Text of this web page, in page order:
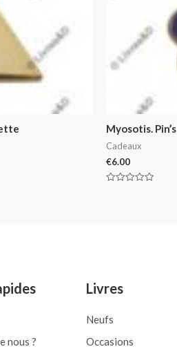
Myosotis.
Cadeaux
€6.00
nous ?
Livres
Neufs
Occasions